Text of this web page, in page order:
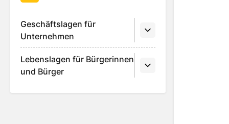
Geschäftslagen für
Unternehmen
Lebenslagen für Bürgerinnen
und Bürger